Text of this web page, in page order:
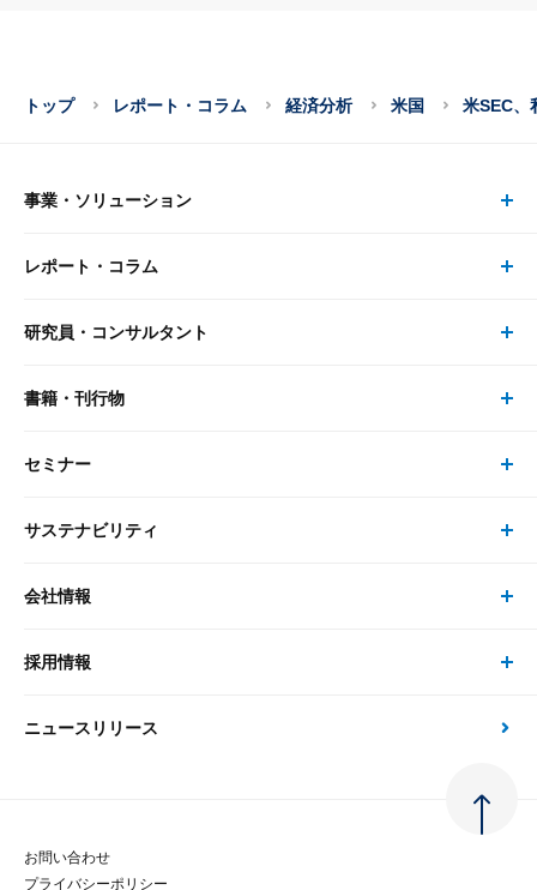
トップ レポート・コラム 経済分析 米国 米SEC、
事業・ソリューション
事業・ソリューション トップ
リサーチ
大和総研の強み
先端テクノロジーに基づく新たな価値の創出
レポート・コラム
レポート・コラム トップ
最新のレポート・コラム
政策分析
金融経済教育等
研究員・コンサルタント
研究員・コンサルタント トップ
研究員
書籍・刊行物
書籍・刊行物 トップ
書籍
セミナー
セミナー トップ
現在受付中のセミナー・イベント
サステナビリティ
サステナビリティの取り組み
次世代社会への貢献
会社情報
会社情報 トップ
会社概要・役員一覧
採用情報
採用情報 トップ
ニュースリリース
お問い合わせ
プライバシーポリシー